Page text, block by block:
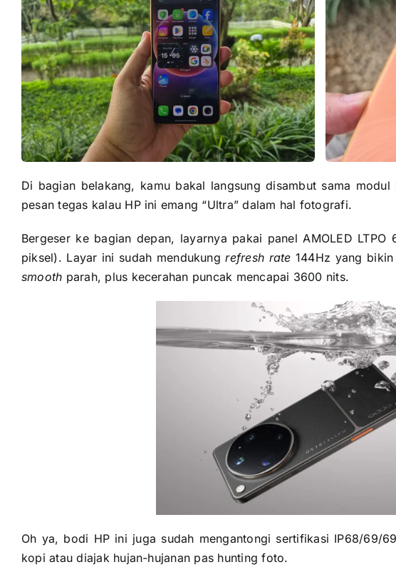
Di bagian belakang, kamu bakal langsung disambut sama
pesan tegas kalau HP ini emang “Ultra” dalam hal fotografi.
Bergeser ke bagian depan, layarnya pakai panel AMOLED
piksel). Layar ini sudah mendukungrefresh rate 144Hz yang bikin
smooth parah, plus kecerahan puncak mencapai 3600 nits.
Oh ya, bodi HP ini juga sudah mengantongi sertifikasi IP68/69/
kopi atau diajak hujan-hujanan pas hunting foto.